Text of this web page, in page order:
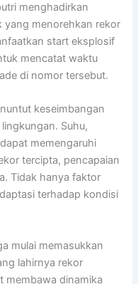
menghadirkan
yang menorehkan rekor
start eksplosif
mencatat waktu
di nomor tersebut.
keseimbangan
Suhu,
memengaruhi
tercipta, pencapaian
Tidak hanya faktor
terhadap kondisi
mulai memasukkan
lahirnya rekor
membawa dinamika